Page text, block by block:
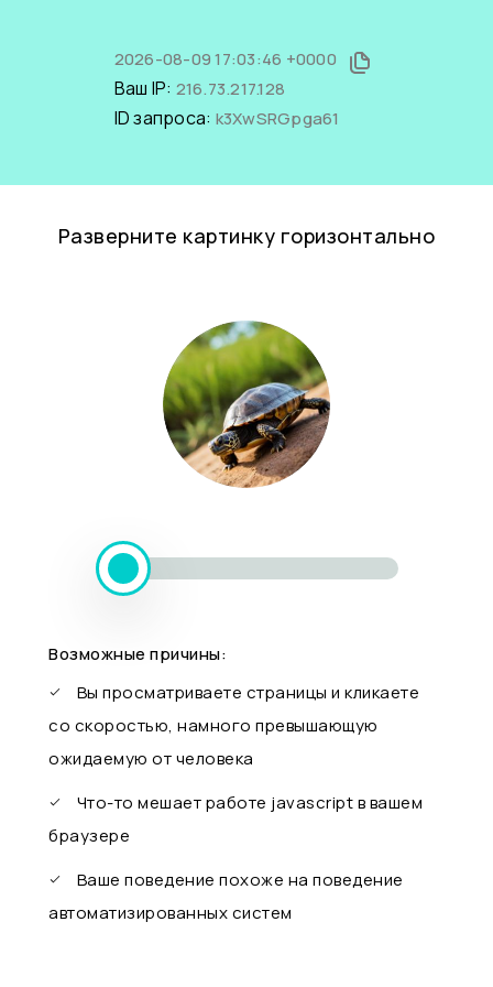
2026-08-09 17:03:46 +0000
Ваш IP: 216.73.217.128
ID запроса: k3XwSRGpga61
Разверните картинку горизонтально
Возможные причины:
Вы просматриваете страницы и кликаете
со скоростью, намного превышающую
ожидаемую от человека
Что-то мешает работе javascript в вашем
браузере
Ваше поведение похоже на поведение
автоматизированных систем